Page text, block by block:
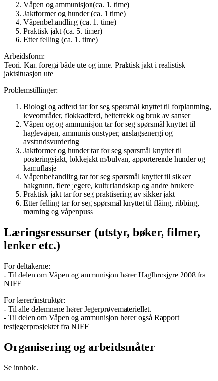
Våpen og ammunisjon(ca. 1. time)
Jaktformer og hunder (ca. 1 time)
Våpenbehandling (ca. 1. time)
Praktisk jakt (ca. 5. timer)
Etter felling (ca. 1. time)
Arbeidsform:
Teori. Kan foregå både ute og inne. Praktisk jakt i realistisk
jaktsituasjon ute.
Problemstillinger:
Biologi og adferd tar for seg spørsmål knyttet til forplantning,
leveområder, flokkadferd, beitetrekk og bruk av sanser
Våpen og og ammunisjon tar for seg spørsmål knyttet til
haglevåpen, ammunisjonstyper, anslagsenergi og
avstandsvurdering
Jaktformer og hunder tar for seg spørsmål knyttet til
posteringsjakt, lokkejakt m/bulvan, apporterende hunder og
kamuflasje
Våpenbehandling tar for seg spørsmål knyttet til sikker
bakgrunn, flere jegere, kulturlandskap og andre brukere
Praktisk jakt tar for seg praktisering av sikker jakt
Etter felling tar for seg spørsmål knyttet til flåing, ribbing,
mørning og våpenpuss
Læringsressurser (utstyr, bøker, filmer,
lenker etc.)
For deltakerne:
- Til delen om Våpen og ammunisjon hører Haglbrosjyre 2008 fra
NJFF
For lærer/instruktør:
- Til alle delemnene hører Jegerprøvemateriellet.
- Til delen om Våpen og ammunisjon hører også Rapport
testjegerprosjektet fra NJFF
Organisering og arbeidsmåter
Se innhold.